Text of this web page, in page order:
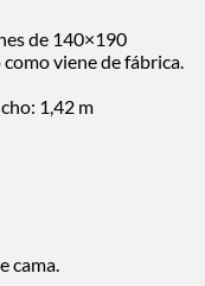
de 140×190
viene de fábrica.
1,42 m
cama.